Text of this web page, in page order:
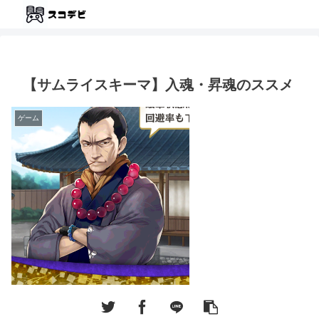
【サムライスキーマ】入魂・昇魂のススメ
ゲーム